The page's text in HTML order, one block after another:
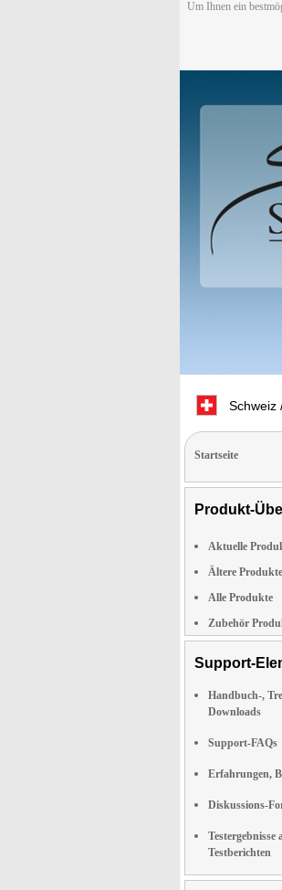
Um Ihnen ein
Schweiz
Startseite
Produkt-
Aktuelle
Ältere Produkte
Alle Produkte
Zubehör
Support-
Handbuch-,
Downloads
Support-FAQs
Erfahrungen,
Diskussions-
Testergebnisse
Testberichten